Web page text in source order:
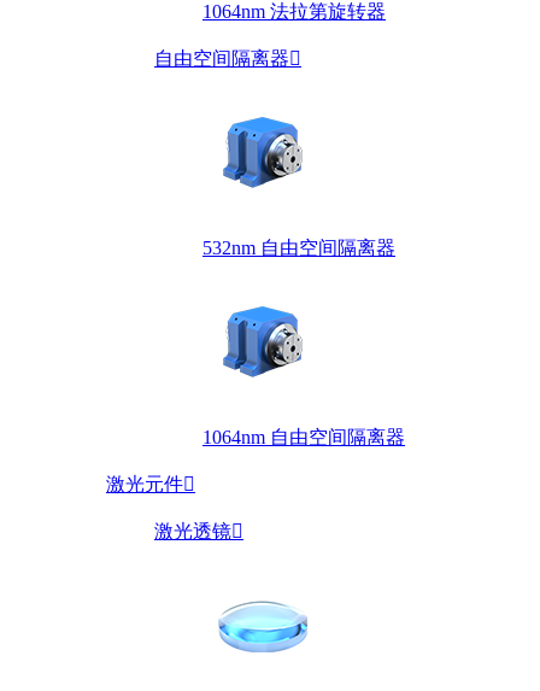
1064nm 法拉第旋转器
自由空间隔离器
532nm 自由空间隔离器
1064nm 自由空间隔离器
激光元件
激光透镜